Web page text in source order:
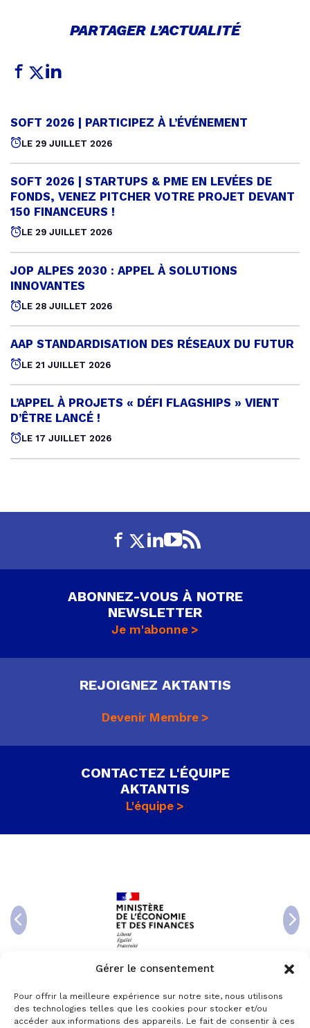
Gérer le consentement
Pour offrir la meilleure expérience sur notre site, nous utilisons
des technologies telles que les cookies pour stocker et/ou
accéder aux informations des appareils. Le fait de consentir à ces
PARTAGER L’ACTUALITÉ
SOFT 2026 | PARTICIPEZ À L’ÉVÉNEMENT
LE 29 JUILLET 2026
SOFT 2026 | STARTUPS & PME EN LEVÉES DE
FONDS, VENEZ PITCHER VOTRE PROJET DEVANT
150 FINANCEURS !
LE 29 JUILLET 2026
JOP ALPES 2030 : APPEL À SOLUTIONS
INNOVANTES
LE 28 JUILLET 2026
AAP STANDARDISATION DES RÉSEAUX DU FUTUR
LE 21 JUILLET 2026
L’APPEL À PROJETS « DÉFI FLAGSHIPS » VIENT
D’ÊTRE LANCÉ !
LE 17 JUILLET 2026
ABONNEZ-VOUS À NOTRE
NEWSLETTER
Je m'abonne
REJOIGNEZ AKTANTIS
Devenir Membre
CONTACTEZ L'ÉQUIPE
AKTANTIS
L'équipe